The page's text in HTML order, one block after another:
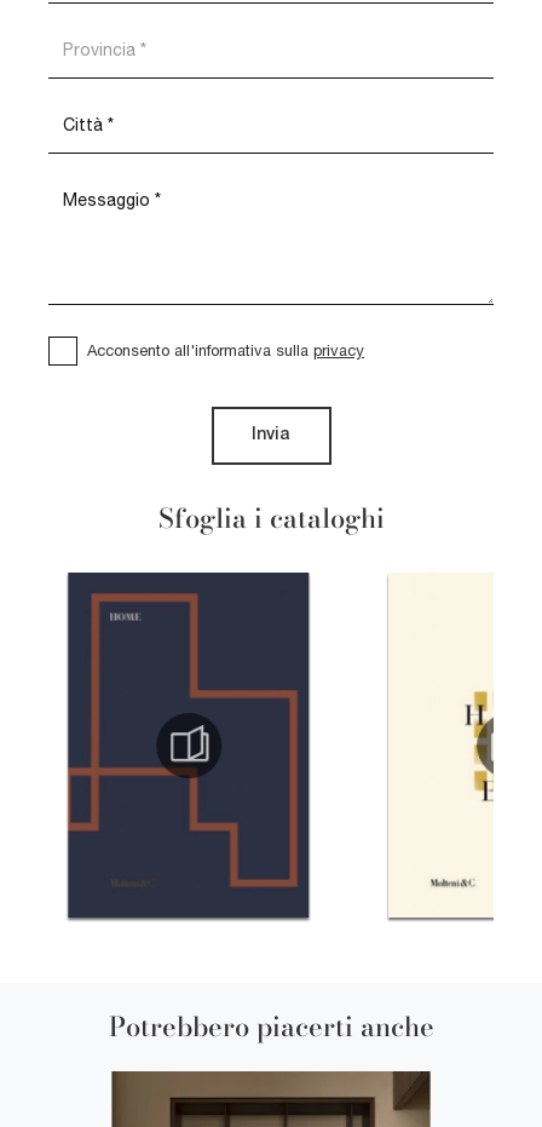
Sfoglia i cataloghi
Acconsento all'informativa sulla privacy
Invia
Potrebbero piacerti anche